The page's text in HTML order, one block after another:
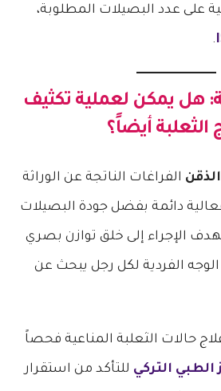
على عدد البصيلات المطلوبة،
.
هل يمكن لعملية تكثيف
الثعلبة أيضاً؟
الفراغات الناتجة عن الوراثة
دائمة بفضل جودة البصيلات
الإجراء إلى خلق توازن بصري
الفردية لكل رجل يبحث عن
حالات الثعلبة المناعية فحصاً
الطبي التركي للتأكد من استقرار